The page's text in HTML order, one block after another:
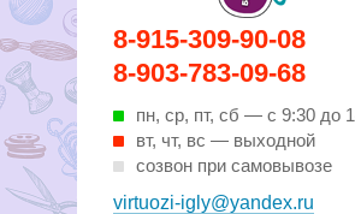
8-915-309-90-08
8-903-783-09-68
пн, ср, пт, cб — с 9:30 до
вт, чт, вс — выходной
созвон при самовывозе
virtuozi-igly@yandex.ru
Вирутозы иглы. Товары
шитья и рукоделья